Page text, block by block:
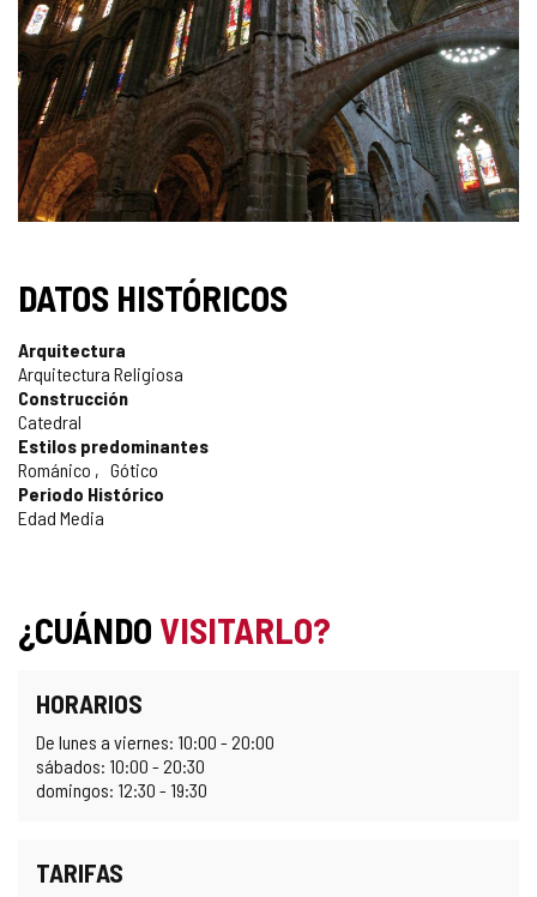
DATOS HISTÓRICOS
Arquitectura
Arquitectura Religiosa
Construcción
Catedral
Estilos predominantes
Románico
Gótico
Periodo Histórico
Edad Media
¿CUÁNDO VISITARLO?
HORARIOS
De lunes a viernes: 10:00 - 20:00
sábados: 10:00 - 20:30
domingos: 12:30 - 19:30
TARIFAS